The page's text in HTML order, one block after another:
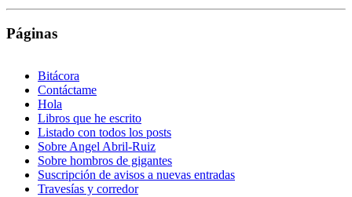
Páginas
Bitácora
Contáctame
Hola
Libros que he escrito
Listado con todos los posts
Sobre Angel Abril-Ruiz
Sobre hombros de gigantes
Suscripción de avisos a nuevas entradas
Travesías y corredor